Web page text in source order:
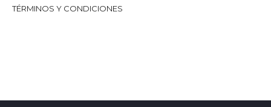
TÉRMINOS Y CONDICIONES